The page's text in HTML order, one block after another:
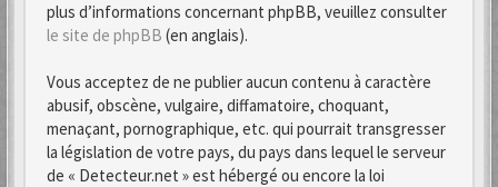
plus d’informations concernant phpBB, veuillez consulter
le site de phpBB (en anglais).
Vous acceptez de ne publier aucun contenu à caractère
abusif, obscène, vulgaire, diffamatoire, choquant,
menaçant, pornographique, etc. qui pourrait transgresser
la législation de votre pays, du pays dans lequel le serveur
de « Detecteur.net » est hébergé ou encore la loi